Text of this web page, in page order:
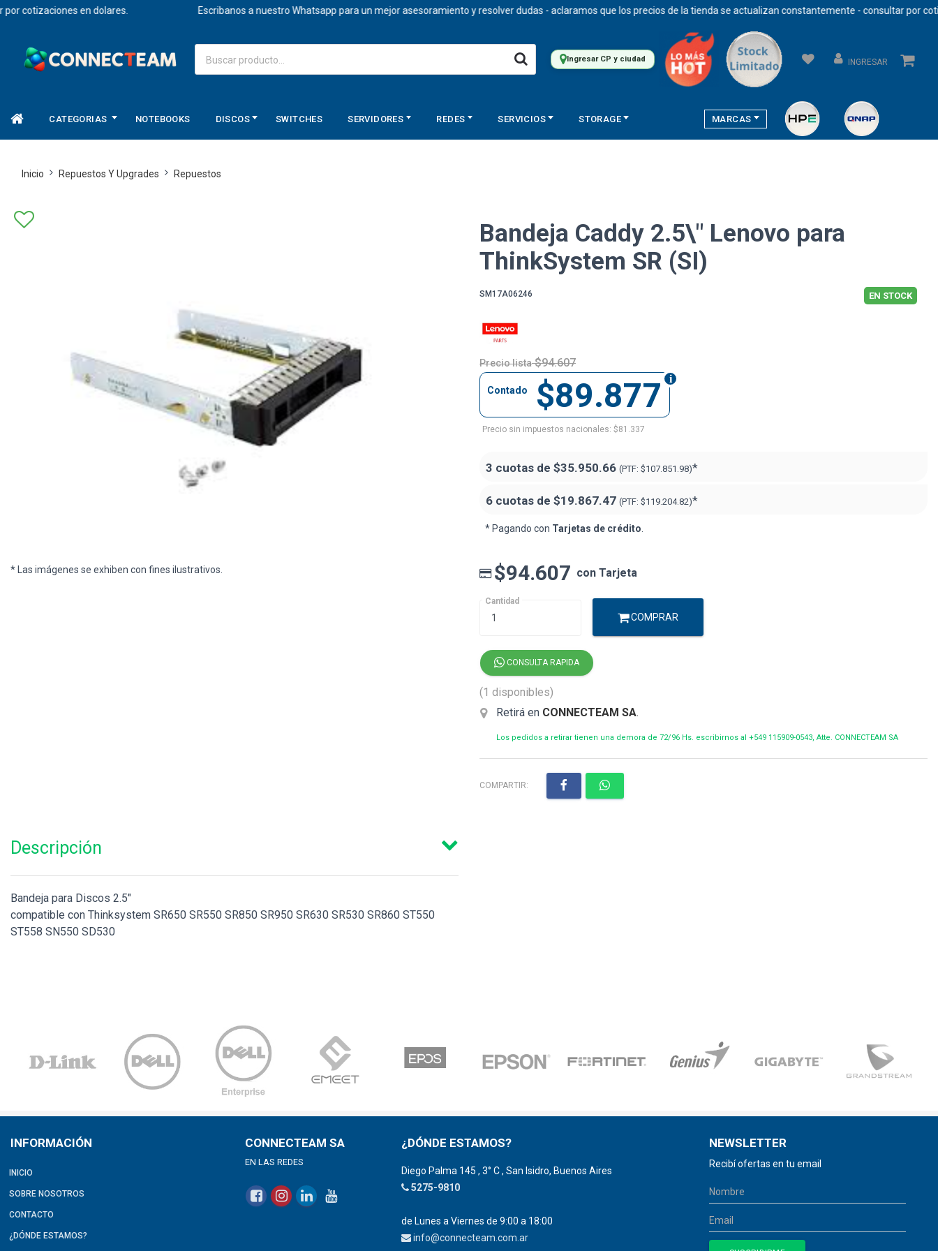
cotizaciones en dolares. Escribanos a nuestro Whatsapp para un mejor asesoramiento y resolver dudas - aclaramos que los precios de la tienda se actualizan constantemente - consultar por
Ingresar CP y ciudad INGRESAR
CATEGORIAS NOTEBOOKS DISCOS SWITCHES SERVIDORES REDES SERVICIOS STORAGE MARCAS
Inicio Repuestos Y Upgrades Repuestos
* Las imágenes se exhiben con fines ilustrativos.
Bandeja Caddy 2.5\" Lenovo para
ThinkSystem SR (SI)
SM17A06246 EN STOCK
Precio lista $94.607
$89.877
Contado
Precio sin impuestos nacionales: $81.337
3 cuotas de $35.950.66 (PTF: $107.851.98)*
6 cuotas de $19.867.47 (PTF: $119.204.82)*
* Pagando con Tarjetas de crédito
$94.607 con Tarjeta
Cantidad
COMPRAR
CONSULTA RAPIDA
(1 disponibles)
Retirá en CONNECTEAM SA.
Los pedidos a retirar tienen una demora de 72/96 Hs. escribirnos al +549 115909-0543, Atte. CONNECTEAM SA
COMPARTIR:
Descripción
Bandeja para Discos 2.5"
compatible con Thinksystem SR650 SR550 SR850 SR950 SR630 SR530 SR860 ST550
ST558 SN550 SD530
INFORMACIÓN
INICIO
SOBRE NOSOTROS
CONTACTO
¿DÓNDE ESTAMOS?
CONNECTEAM SA
EN LAS REDES
¿DÓNDE ESTAMOS?
Diego Palma 145 , 3° C , San Isidro, Buenos Aires
5275-9810
de Lunes a Viernes de 9:00 a 18:00
info@connecteam.com.ar
NEWSLETTER
Recibí ofertas en tu email